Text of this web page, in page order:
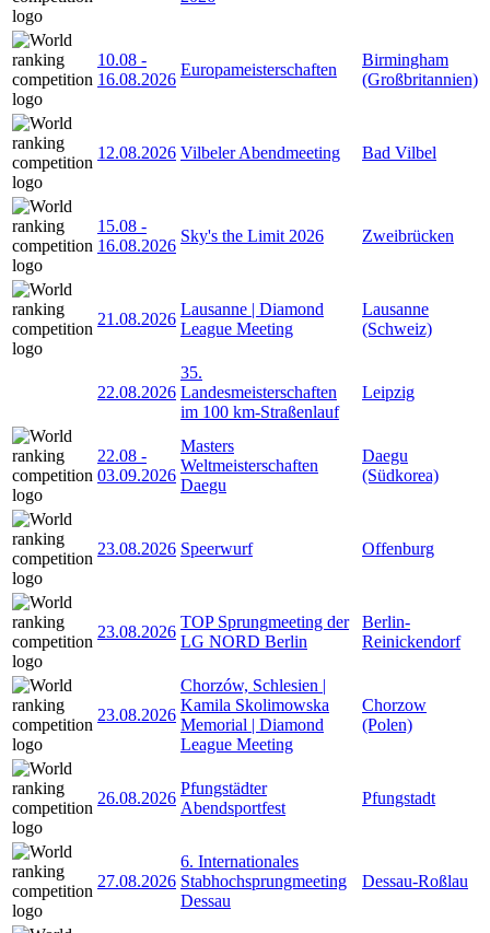
10.08 -
16.08.2026
Europameisterschaften
Birmingham
(Großbritannien)
12.08.2026 Vilbeler Abendmeeting Bad Vilbel
15.08 -
16.08.2026
Sky's the Limit 2026 Zweibrücken
21.08.2026
Lausanne | Diamond
League Meeting
Lausanne
(Schweiz)
22.08.2026
35.
Landesmeisterschaften
im 100 km-Straßenlauf
Leipzig
22.08 -
03.09.2026
Masters
Weltmeisterschaften
Daegu
Daegu
(Südkorea)
23.08.2026 Speerwurf Offenburg
23.08.2026
TOP Sprungmeeting der
LG NORD Berlin
Berlin-
Reinickendorf
23.08.2026
Chorzów, Schlesien |
Kamila Skolimowska
Memorial | Diamond
League Meeting
Chorzow
(Polen)
26.08.2026
Pfungstädter
Abendsportfest
Pfungstadt
27.08.2026
6. Internationales
Stabhochsprungmeeting
Dessau
Dessau-Roßlau